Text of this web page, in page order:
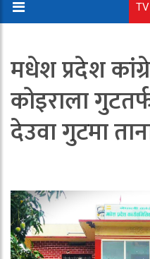
मधेश प्रदेश
कोइराला
देउवा गुटमा